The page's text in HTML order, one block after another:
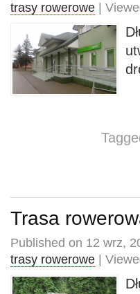
trasy rowerowe |
Trasa
Published on 12 wrz,
trasy rowerowe |